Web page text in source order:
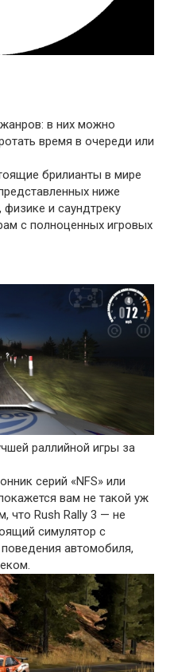
в них можно
время в очереди или
брилианты в мире
ниже
физике и саундтреку
с полноценных игровых
раллийной игры за
серий «NFS» или
вам не такой уж
что Rush Rally 3 — не
симулятор с
автомобиля,